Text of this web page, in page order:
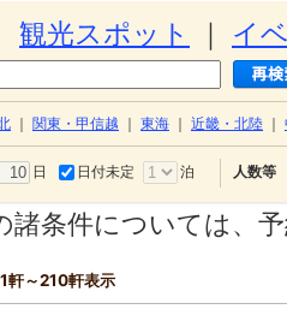
観光スポット イ
関東・甲信越 東海 近畿・北陸
日 日付未定 泊 人数等
条件については、
軒～210軒表示